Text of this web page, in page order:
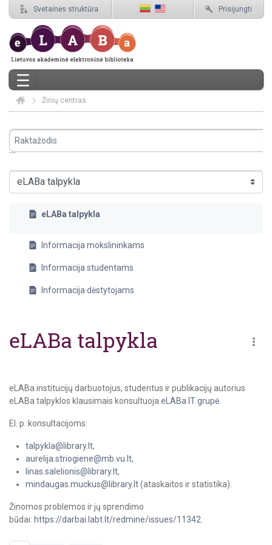
Svetainės struktūra Prisijungti
Elaba
Žinių centras
eLABa talpykla - eLABa talpykla
eLABa talpykla
Informacija mokslininkams
Informacija studentams
Informacija dėstytojams
eLABa talpykla
eLABa institucijų darbuotojus, studentus ir publikacijų autorius
eLABa talpyklos klausimais konsultuoja eLABa IT grupė
El. p. konsultacijoms:
talpykla@library.lt,
aurelija.striogiene@mb.vu.lt,
linas.salelionis@library.lt,
mindaugas.muckus@library.lt(ataskaitos ir statistika).
Žinomos problemos ir jų sprendimo
būdai: https://darbai.labt.lt/redmine/issues/11342